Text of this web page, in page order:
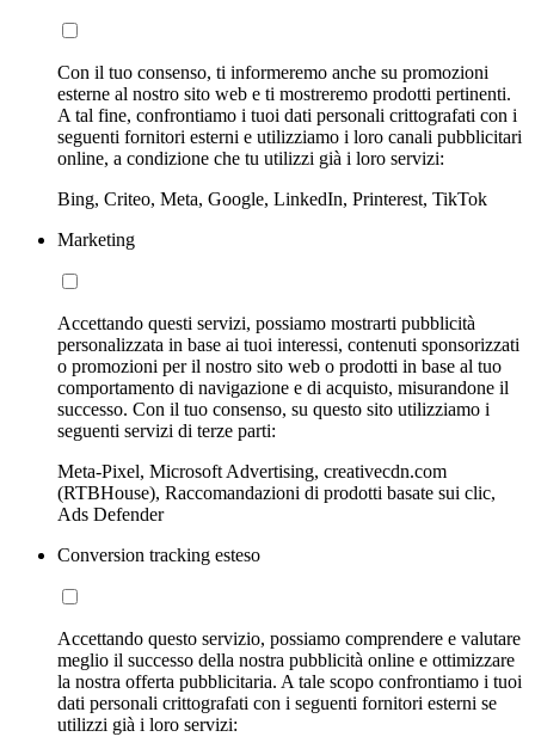
Con il tuo consenso, ti informeremo anche su promozioni
esterne al nostro sito web e ti mostreremo prodotti pertinenti.
A tal fine, confrontiamo i tuoi dati personali crittografati con i
seguenti fornitori esterni e utilizziamo i loro canali pubblicitari
online, a condizione che tu utilizzi già i loro servizi:
Bing, Criteo, Meta, Google, LinkedIn, Printerest, TikTok
Marketing
Accettando questi servizi, possiamo mostrarti pubblicità
personalizzata in base ai tuoi interessi, contenuti sponsorizzati
o promozioni per il nostro sito web o prodotti in base al tuo
comportamento di navigazione e di acquisto, misurandone il
successo. Con il tuo consenso, su questo sito utilizziamo i
seguenti servizi di terze parti:
Meta-Pixel, Microsoft Advertising, creativecdn.com
(RTBHouse), Raccomandazioni di prodotti basate sui clic,
Ads Defender
Conversion tracking esteso
Accettando questo servizio, possiamo comprendere e valutare
meglio il successo della nostra pubblicità online e ottimizzare
la nostra offerta pubblicitaria. A tale scopo confrontiamo i tuoi
dati personali crittografati con i seguenti fornitori esterni se
utilizzi già i loro servizi: